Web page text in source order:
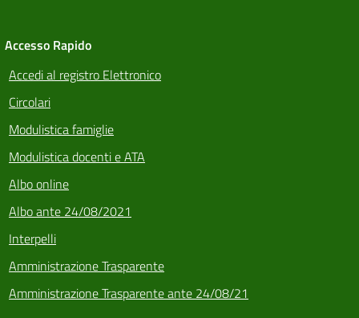
Accesso Rapido
Accedi al registro Elettronico
Circolari
Modulistica famiglie
Modulistica docenti e ATA
Albo online
Albo ante 24/08/2021
Interpelli
Amministrazione Trasparente
Amministrazione Trasparente ante 24/08/21